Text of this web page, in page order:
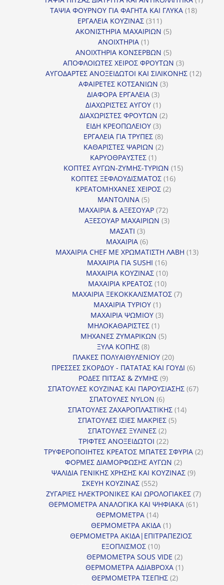
ΤΑΨΙΑ ΦΟΥΡΝΟΥ ΓΙΑ ΦΑΓΗΤΑ ΚΑΙ ΓΛΥΚΑ 1818
ΕΡΓΑΛΕΙΑ ΚΟΥΖΙΝΑΣ 311311
προϊόντα
ΑΚΟΝΙΣΤΗΡΙΑ ΜΑΧΑΙΡΙΩΝ 55
ΑΝΟΙΧΤΗΡΙΑ 11
προϊόν
ΑΝΟΙΧΤΗΡΙΑ ΚΟΝΣΕΡΒΩΝ 55
προϊόντα
ΑΠΟΦΛΟΙΩΤΕΣ ΧΕΙΡΟΣ ΦΡΟΥΤΩΝ 33
προϊόντα
ΑΥΓΟΔΑΡΤΕΣ ΑΝΟΞΕΙΔΩΤΟΙ ΚΑΙ ΣΙΛΙΚΟΝΗΣ 1212
ΑΦΑΙΡΕΤΕΣ ΚΟΤΣΑΝΙΩΝ 33
ΔΙΑΦΟΡΑ ΕΡΓΑΛΕΙΑ 33
προϊόντα
ΔΙΑΧΩΡΙΣΤΕΣ ΑΥΓΟΥ 11
προϊόν
ΔΙΑΧΩΡΙΣΤΕΣ ΦΡΟΥΤΩΝ 22
ΕΙΔΗ ΚΡΕΟΠΩΛΕΙΟΥ 33
προϊόντα
ΕΡΓΑΛΕΙΑ ΓΙΑ ΤΡΥΠΕΣ 88
προϊόντα
ΚΑΘΑΡΙΣΤΕΣ ΨΑΡΙΩΝ 22
ΚΑΡΥΟΘΡΑΥΣΤΕΣ 11
προϊόν
ΚΟΠΤΕΣ ΑΥΓΩΝ-ΖΥΜΗΣ-ΤΥΡΙΩΝ 1515
ΚΟΠΤΕΣ ΞΕΦΛΟΥΔΙΣΜΑΤΟΣ 1616
ΚΡΕΑΤΟΜΗΧΑΝΕΣ ΧΕΙΡΟΣ 22
ΜΑΝΤΟΛΙΝΑ 55
προϊόντα
ΜΑΧΑΙΡΙΑ & ΑΞΕΣΟΥΑΡ 7272
προϊόντα
ΑΞΕΣΟΥΑΡ ΜΑΧΑΙΡΙΩΝ 33
ΜΑΣΑΤΙ 33
προϊόντα
ΜΑΧΑΙΡΙΑ 66
προϊόντα
ΜΑΧΑΙΡΙΑ CHEF ΜΕ ΧΡΩΜΑΤΙΣΤΗ ΛΑΒΗ 1313
ΜΑΧΑΙΡΙΑ ΓΙΑ SUSHI 1616
προϊόντα
ΜΑΧΑΙΡΙΑ ΚΟΥΖΙΝΑΣ 1010
προϊόντα
ΜΑΧΑΙΡΙΑ ΚΡΕΑΤΟΣ 1010
προϊόντα
ΜΑΧΑΙΡΙΑ ΞΕΚΟΚΚΑΛΙΣΜΑΤΟΣ 77
ΜΑΧΑΙΡΙΑ ΤΥΡΙΟΥ 11
προϊόν
ΜΑΧΑΙΡΙΑ ΨΩΜΙΟΥ 33
ΜΗΛΟΚΑΘΑΡΙΣΤΕΣ 11
προϊόν
ΜΗΧΑΝΕΣ ΖΥΜΑΡΙΚΩΝ 55
ΞΥΛΑ ΚΟΠΗΣ 88
προϊόντα
ΠΛΑΚΕΣ ΠΟΛΥΑΙΘΥΛΕΝΙΟΥ 2020
προϊόντα
ΠΡΕΣΣΕΣ ΣΚΟΡΔΟΥ - ΠΑΤΑΤΑΣ ΚΑΙ ΓΟΥΔΙ 66
ΡΟΔΕΣ ΠΙΤΣΑΣ & ΖΥΜΗΣ 99
προϊόντα
ΣΠΑΤΟΥΛΕΣ ΚΟΥΖΙΝΑΣ ΚΑΙ ΠΑΡΟΥΣΙΑΣΗΣ 6767
ΣΠΑΤΟΥΛΕΣ NYLON 66
προϊόντα
ΣΠΑΤΟΥΛΕΣ ΖΑΧΑΡΟΠΛΑΣΤΙΚΗΣ 1414
ΣΠΑΤΟΥΛΕΣ ΙΣΙΕΣ ΜΑΚΡΙΕΣ 55
ΣΠΑΤΟΥΛΕΣ ΞΥΛΙΝΕΣ 22
προϊόντα
ΤΡΙΦΤΕΣ ΑΝΟΞΕΙΔΩΤΟΙ 2222
προϊόντα
ΤΡΥΦΕΡΟΠΟΙΗΤΕΣ ΚΡΕΑΤΟΣ ΜΠΑΤΕΣ ΣΦΥΡΙΑ 22
ΦΟΡΜΕΣ ΔΙΑΜΟΡΦΩΣΗΣ ΑΥΓΩΝ 22
προϊόντα
ΨΑΛΙΔΙΑ ΓΕΝΙΚΗΣ ΧΡΗΣΗΣ ΚΑΙ ΚΟΥΖΙΝΑΣ 99
ΣΚΕΥΗ ΚΟΥΖΙΝΑΣ 552552
προϊόντα
ΖΥΓΑΡΙΕΣ ΗΛΕΚΤΡΟΝΙΚΕΣ ΚΑΙ ΩΡΟΛΟΓΙΑΚΕΣ 77
ΘΕΡΜΟΜΕΤΡΑ ΑΝΑΛΟΓΙΚΑ ΚΑΙ ΨΗΦΙΑΚΑ 6161
ΘΕΡΜΟΜΕΤΡΑ 1414
προϊόντα
ΘΕΡΜΟΜΕΤΡΑ ΑΚΙΔΑ 11
προϊόν
ΘΕΡΜΟΜΕΤΡΑ ΑΚΙΔΑ|ΕΠΙΤΡΑΠΕΖΙΟΣ
ΕΞΟΠΛΙΣΜΟΣ 1010
προϊόντα
ΘΕΡΜΟΜΕΤΡΑ SOUS VIDE 22
προϊόντα
ΘΕΡΜΟΜΕΤΡΑ ΑΔΙΑΒΡΟΧΑ 11
ΘΕΡΜΟΜΕΤΡΑ ΤΣΕΠΗΣ 22